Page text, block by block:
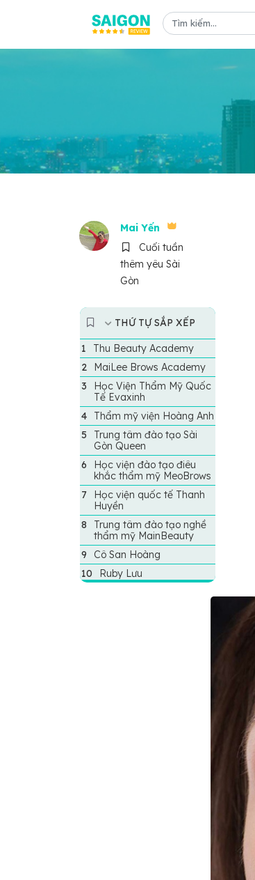
Mai Yến
Cuối tuần
thêm yêu Sài
Gòn
THỨ TỰ SẮP XẾP
Thu Beauty Academy
MaiLee Brows Academy
Học Viện Thẩm Mỹ Quốc
Tế Evaxinh
Thẩm mỹ viện Hoàng Anh
Trung tâm đào tạo Sài
Gòn Queen
Học viện đào tạo điêu
khắc thẩm mỹ MeoBrows
Học viện quốc tế Thanh
Huyền
Trung tâm đào tạo nghề
thẩm mỹ MainBeauty
Cô San Hoàng
Ruby Lưu